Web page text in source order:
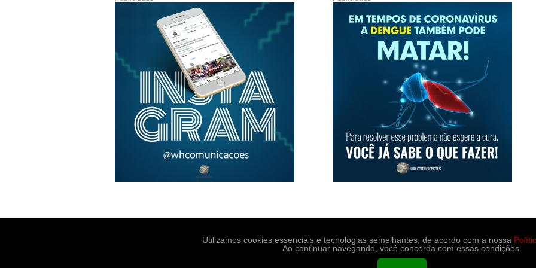
Medicina e saúde
Utilizamos cookies essenciais e tecnologias semelhantes, de acordo com a nossa
Ao continuar navegando, você concorda com essas condições.